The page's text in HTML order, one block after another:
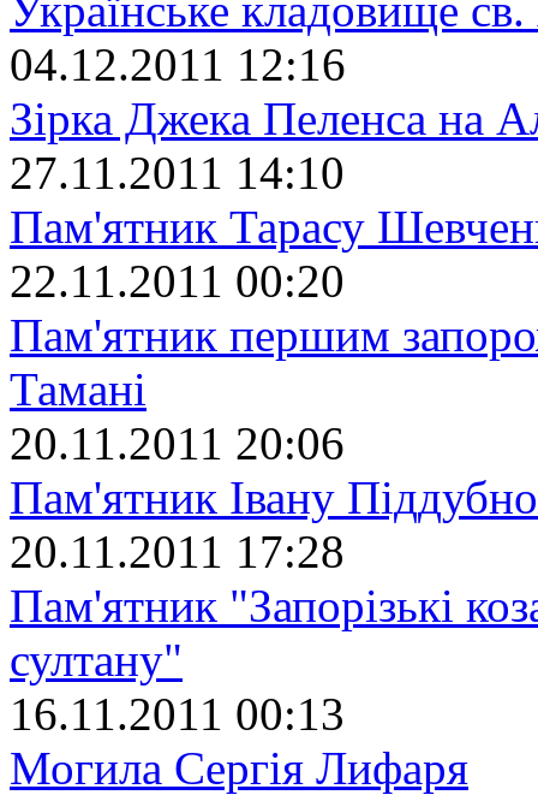
04.12.2011 12:16
Зірка Джека Пеленса на
27.11.2011 14:10
Пам'ятник Тарасу
22.11.2011 00:20
Пам'ятник першим
Тамані
20.11.2011 20:06
Пам'ятник Івану
20.11.2011 17:28
Пам'ятник "Запорізькі
султану"
16.11.2011 00:13
Могила Сергія Лифаря